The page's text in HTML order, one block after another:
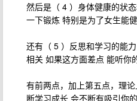
然后是（ 4 ）身体健康的状
一下锻炼 特别是为了女生能
还有（ 5 ）反思和学习的能
相关 如果这方面差点 能听你
有前两点，加上第五点，理
断学习成长 会不断有吸引你